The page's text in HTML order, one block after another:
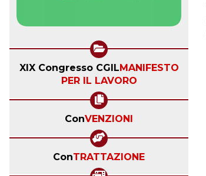
XIX Congresso CGILMANIFESTO
PER IL LAVORO
ConVENZIONI
ConTRATTAZIONE